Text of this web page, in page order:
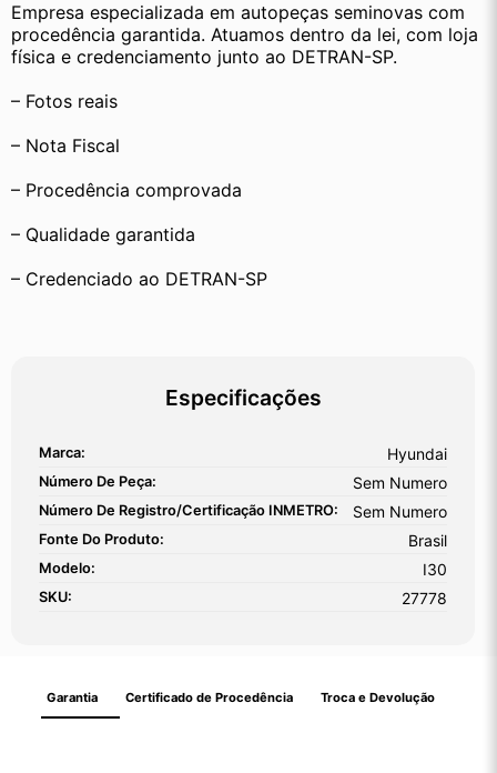
Empresa especializada em autopeças seminovas com
procedência garantida. Atuamos dentro da lei, com loja
física e credenciamento junto ao DETRAN-SP.
– Fotos reais
– Nota Fiscal
– Procedência comprovada
– Qualidade garantida
– Credenciado ao DETRAN-SP
Especificações
Marca: Hyundai
Número De Peça: Sem Numero
Número De Registro/certificação INMETRO: Sem Numero
Fonte Do Produto: Brasil
Modelo: I30
SKU: 27778
Garantia Certificado de Procedência Troca e Devolução